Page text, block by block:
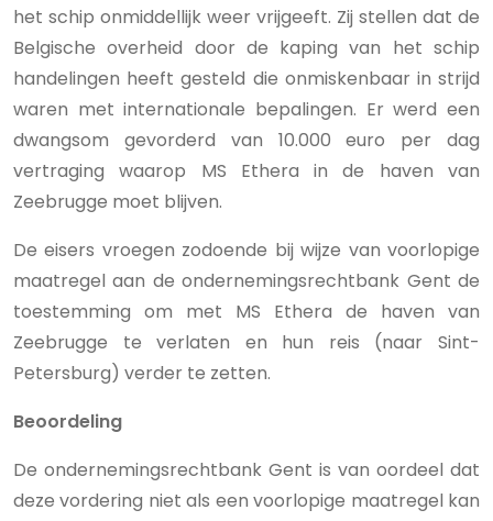
het schip onmiddellijk weer vrijgeeft. Zij stellen dat de
Belgische overheid door de kaping van het schip
handelingen heeft gesteld die onmiskenbaar in strijd
waren met internationale bepalingen. Er werd een
dwangsom gevorderd van 10.000 euro per dag
vertraging waarop MS Ethera in de haven van
Zeebrugge moet blijven.
De eisers vroegen zodoende bij wijze van voorlopige
maatregel aan de ondernemingsrechtbank Gent de
toestemming om met MS Ethera de haven van
Zeebrugge te verlaten en hun reis (naar Sint-
Petersburg) verder te zetten.
Beoordeling
De ondernemingsrechtbank Gent is van oordeel dat
deze vordering niet als een voorlopige maatregel kan